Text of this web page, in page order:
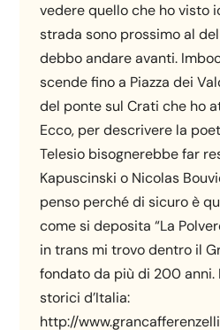
vedere quello che ho visto
strada sono prossimo al
debbo andare avanti.
scende fino a Piazza dei
del ponte sul Crati che ho
Ecco, per descrivere la
Telesio bisognerebbe far
Kapuscinski o Nicolas
penso perché di sicuro è
come si deposita “La
in trans mi trovo dentro il
fondato da più di 200 anni.
storici d’Italia:
http://